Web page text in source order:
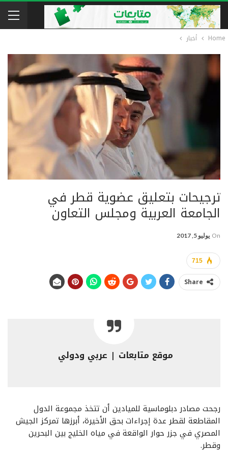
Home أخبار
ترجيحات بتعليق عضوية قطر في
الجامعة العربية ومجلس التعاون
On يوليو 5, 2017
715
Share
موقع متابعات | عربي ودولي
رجحت مصادر دبلوماسية للميادين أن تتخذ مجموعة الدول
المقاطعة لقطر عدة إجراءات بحق الأخيرة، أبرزها تمركز الجيش
المصري في جزر حوار الواقعة في مياه الخليج بين البحرين
وقطر.